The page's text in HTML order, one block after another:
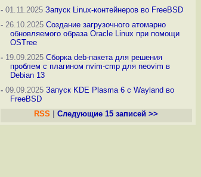
-01.11.2025 Запуск Linux-контейнеров во FreeBSD
-26.10.2025 Создание загрузочного атомарно
обновляемого образа Oracle Linux при помощи
OSTree
-19.09.2025 Сборка deb-пакета для решения
проблем с плагином nvim-cmp для neovim в
Debian 13
-09.09.2025 Запуск KDE Plasma 6 с Wayland во
FreeBSD
RSS
Следующие 15 записей >>